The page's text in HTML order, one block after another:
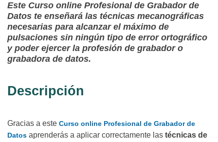
Este Curso online Profesional de Grabador de
Datos te enseñará las técnicas mecanográficas
necesarias para alcanzar el máximo de
pulsaciones sin ningún tipo de error ortográfico
y poder ejercer la profesión de grabador o
grabadora de datos.
Descripción
Gracias a este Curso online Profesional de Grabador de
Datos aprenderás a aplicar correctamente las técnicas de